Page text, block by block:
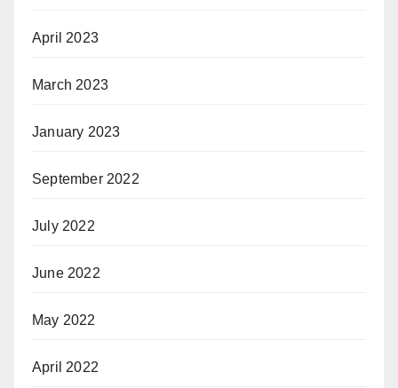
April 2023
March 2023
January 2023
September 2022
July 2022
June 2022
May 2022
April 2022